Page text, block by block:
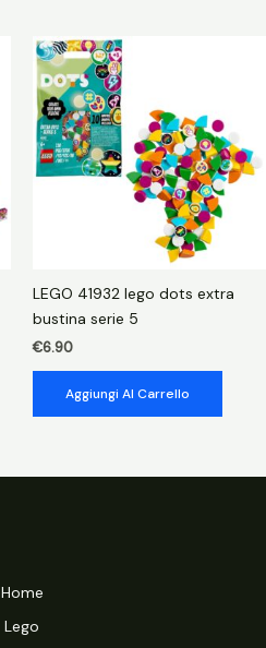
LEGO 41932 lego dots extra
bustina serie 5
€6.90
Aggiungi Al Carrello
Home
Lego